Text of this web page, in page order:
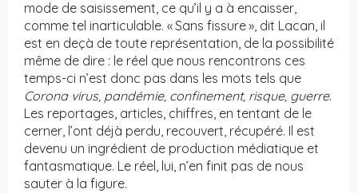
mode de saisissement, ce qu’il y a à encaisser,
comme tel inarticulable. « Sans fissure », dit Lacan, il
est en deçà de toute représentation, de la possibilité
même de dire : le réel que nous rencontrons ces
temps-ci n’est donc pas dans les mots tels que
Corona virus, pandémie, confinement, risque, guerre.
Les reportages, articles, chiffres, en tentant de le
cerner, l’ont déjà perdu, recouvert, récupéré. Il est
devenu un ingrédient de production médiatique et
fantasmatique. Le réel, lui, n’en finit pas de nous
sauter à la figure.